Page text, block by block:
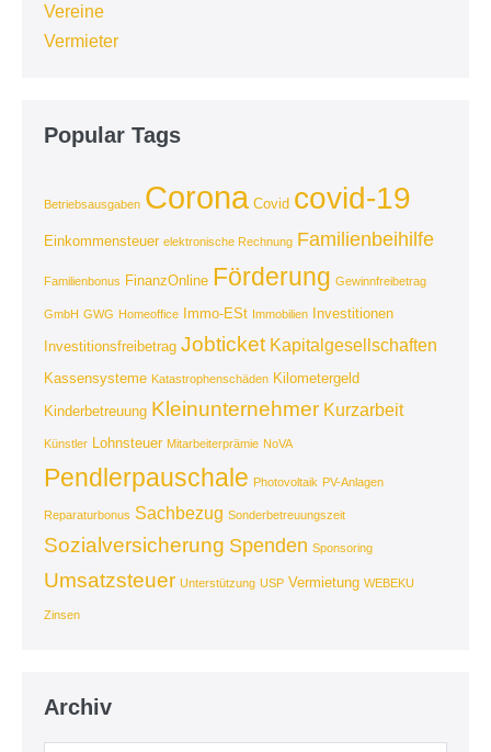
Vereine
Vermieter
Popular Tags
Betriebsausgaben Corona Covid covid-19
Einkommensteuer elektronische Rechnung Familienbeihilfe
Familienbonus FinanzOnline Förderung Gewinnfreibetrag
GmbH GWG Homeoffice Immo-ESt Immobilien
Investitionen
Investitionsfreibetrag Jobticket Kapitalgesellschaften
Kassensysteme Katastrophenschäden Kilometergeld
Kinderbetreuung Kleinunternehmer Kurzarbeit
Künstler Lohnsteuer Mitarbeiterprämie NoVA
Pendlerpauschale Photovoltaik PV-Anlagen
Reparaturbonus Sachbezug Sonderbetreuungszeit
Sozialversicherung Spenden Sponsoring
Umsatzsteuer Unterstützung USP Vermietung WEBEKU
Zinsen
Archiv